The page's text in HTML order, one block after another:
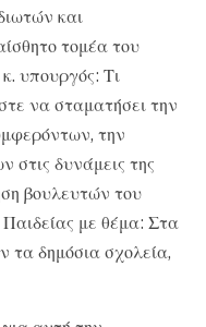
και
τομέα του
υπουργός: Τι
να σταματήσει την
την
στις δυνάμεις της
βουλευτών του
με θέμα: Στα
τα δημόσια σχολεία,